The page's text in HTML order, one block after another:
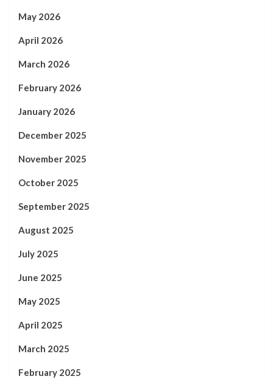
May 2026
April 2026
March 2026
February 2026
January 2026
December 2025
November 2025
October 2025
September 2025
August 2025
July 2025
June 2025
May 2025
April 2025
March 2025
February 2025